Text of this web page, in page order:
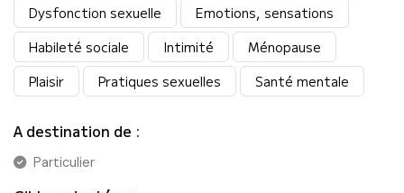
Dysfonction sexuelle
Emotions, sensations
Habileté sociale
Intimité
Ménopause
Plaisir
Pratiques sexuelles Santé mentale
A destination de :
Particulier